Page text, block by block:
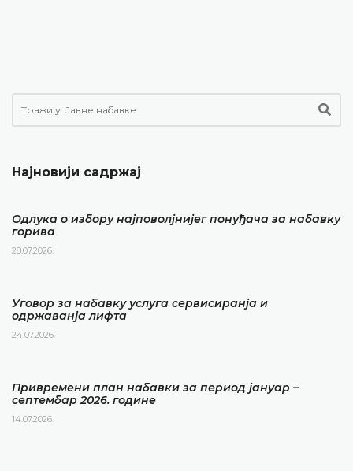
Најновији садржај
Одлука о избору најповолјнијег понуђача за набавку
горива
28.07.2026.
Уговор за набавку услуга сервисиранја и
одржаванја лифта
24.07.2026.
Привремени план набавки за период јануар –
септембар 2026. године
14.07.2026.